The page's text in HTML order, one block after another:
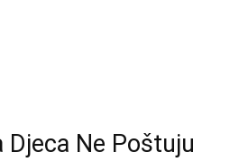
Djeca Ne Poštuju